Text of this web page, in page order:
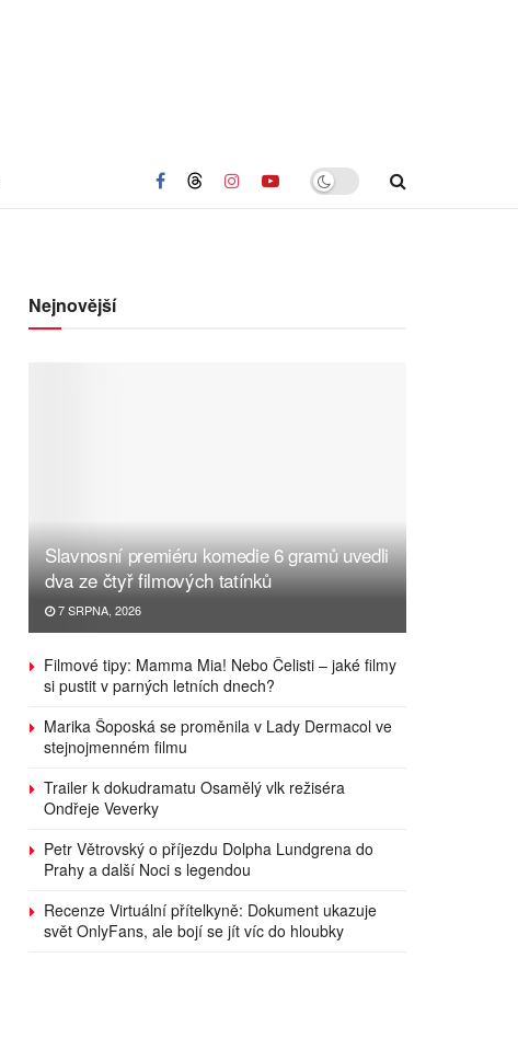
Nejnovější
Slavnosní premiéru komedie 6 gramů uvedli
dva ze čtyř filmových tatínků
7 SRPNA, 2026
Filmové tipy: Mamma Mia! Nebo Čelisti – jaké filmy
si pustit v parných letních dnech?
Marika Šoposká se proměnila v Lady Dermacol ve
stejnojmenném filmu
Trailer k dokudramatu Osamělý vlk režiséra
Ondřeje Veverky
Petr Větrovský o příjezdu Dolpha Lundgrena do
Prahy a další Noci s legendou
Recenze Virtuální přítelkyně: Dokument ukazuje
svět OnlyFans, ale bojí se jít víc do hloubky